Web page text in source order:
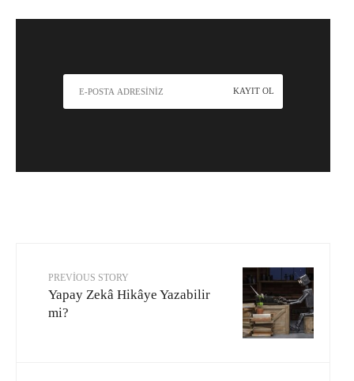
PREVIOUS STORY
Yapay Zekâ Hikâye Yazabilir
mi?